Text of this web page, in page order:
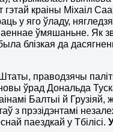
гэтай краіны Міхаіл
у яго ўладу,
ўмяшаньне. Як
блізкая да
праводзячы
ўрад Дональда
Балтыі й
з прэзідэнтамі
паездкай у Тбілісі.